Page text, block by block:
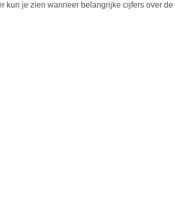
kun je zien wanneer belangrijke cijfers over